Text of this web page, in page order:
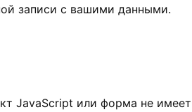
записи с вашими данными.
JavaScript или форма не имеет